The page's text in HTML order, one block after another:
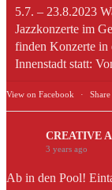
5.7. – 23.8.2023
Jazzkonzerte im
finden Konzerte in
Innenstadt statt:
View on Facebook · Share
CREATIVE
3 years ago
Ab in den Pool!